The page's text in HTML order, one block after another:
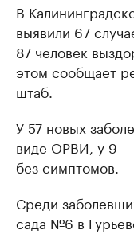
В
выявили 67
87 человек
этом сообщает
штаб.
У 57 новых
виде ОРВИ, у 9
без симптомов.
Среди
сада №6 в